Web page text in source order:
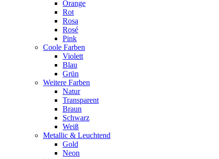
Orange
Rot
Rosa
Rosé
Pink
Coole Farben
Violett
Blau
Grün
Weitere Farben
Natur
Transparent
Braun
Schwarz
Weiß
Metallic & Leuchtend
Gold
Neon